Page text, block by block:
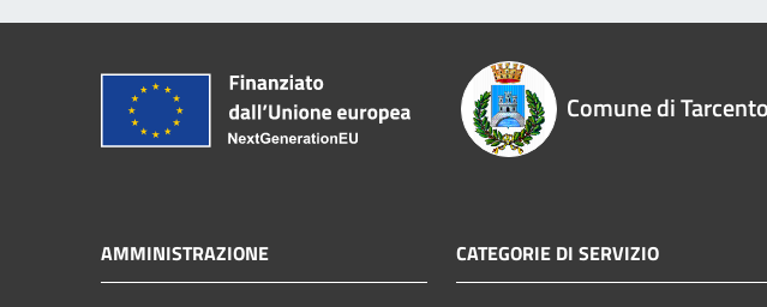
Comune di Tarcento
AMMINISTRAZIONE CATEGORIE DI SERVIZIO